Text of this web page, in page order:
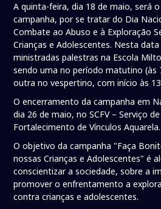
A quinta-feira, dia 18 de maio, será o
campanha, por se tratar do Dia
Combate ao Abuso e à Exploração
Crianças e Adolescentes. Nesta
ministradas palestras na Escola
sendo uma no período matutino (às
outra no vespertino, com início às
O encerramento da campanha em
dia 26 de maio, no SCFV – Serviço
Fortalecimento de Vínculos Aquarela.
O objetivo da campanha "Faça
nossas Crianças e Adolescentes" é
conscientizar a sociedade, sobre a
promover o enfrentamento a
contra crianças e adolescentes.